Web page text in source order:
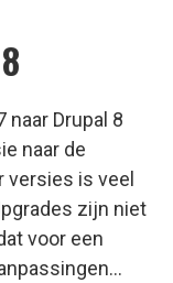
naar Drupal 8
naar de
is veel
zijn niet
voor een